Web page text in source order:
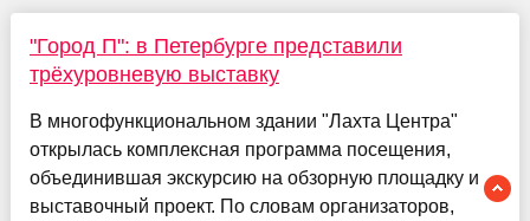
"Город П": в Петербурге представили
трёхуровневую выставку
В многофункциональном здании "Лахта Центра"
открылась комплексная программа посещения,
объединившая экскурсию на обзорную площадку и
выставочный проект. По словам организаторов,